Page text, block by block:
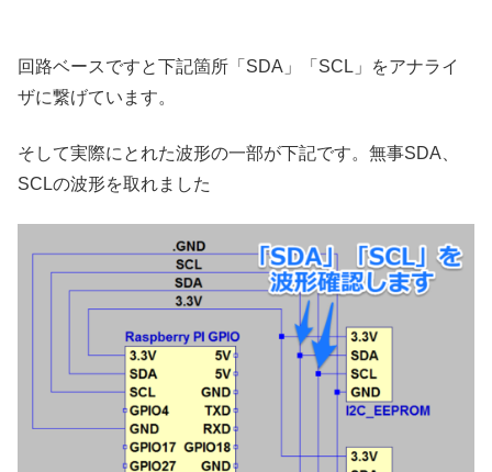
回路ベースですと下記箇所「SDA」「SCL」をアナライ
ザに繋げています。
そして実際にとれた波形の一部が下記です。無事SDA、
SCLの波形を取れました